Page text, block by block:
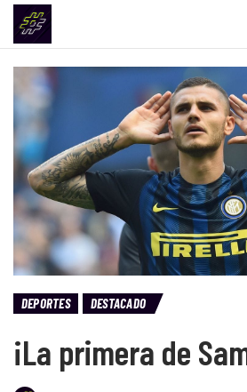
DEPORTES DESTACADO
¡La primera de